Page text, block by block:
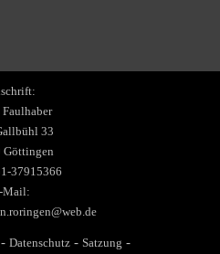
Faulhaber
33
Göttingen
37915366
Mail:
- Datenschutz- Satzung -